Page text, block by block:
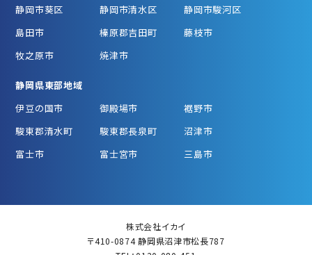
静岡市葵区
静岡市清水区
静岡市駿河区
島田市
榛原郡吉田町
藤枝市
牧之原市
焼津市
静岡県東部地域
伊豆の国市
御殿場市
裾野市
駿東郡清水町
駿東郡長泉町
沼津市
富士市
富士宮市 三島市
株式会社イカイ
〒410-0874 静岡県沼津市松長787